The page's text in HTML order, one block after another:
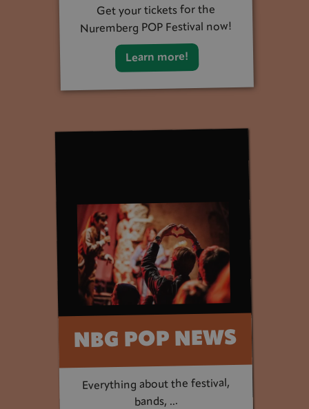
Get your tickets for the
Nuremberg POP Festival now!
Learn more!
NBG POP NEWS
Everything about the festival,
bands, ...